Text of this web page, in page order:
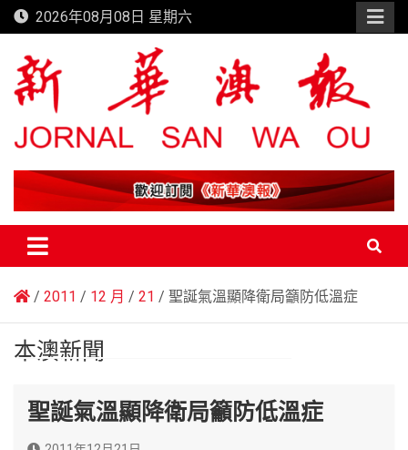
Skip
to
content
2026年08月08日 星期六
新華澳報
2011 12 月 21 聖誕氣溫顯降衛局籲防低溫症
本澳新聞
聖誕氣溫顯降衛局籲防低溫症